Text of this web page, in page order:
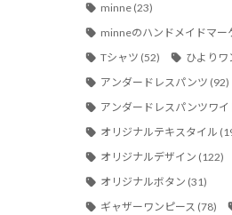
minne(23)
minneのハンドメイドマー
Tシャツ (52) ひよりワ
アンダードレスパンツ (92)
アンダードレスパンツワイ
オリジナルテキスタイル
オリジナルデザイン (122)
オリジナルボタン (31)
ギャザーワンピース (78)